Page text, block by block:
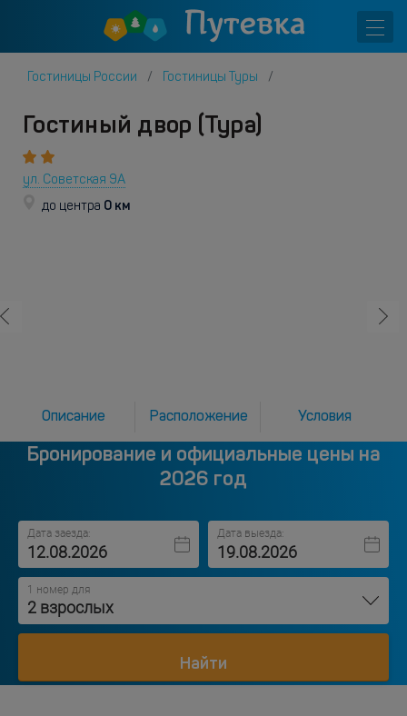
Гостиницы России Гостиницы Туры
Гостиный двор (Тура)
ул. Советская 9А
до центра 0 км
Описание Расположение Условия
Бронирование и официальные цены на
2026 год
Дата заезда: Дата выезда:
1 номер для
2 взрослых
Найти